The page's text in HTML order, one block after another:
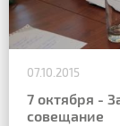
07.10.2015
7 октября -
совещание